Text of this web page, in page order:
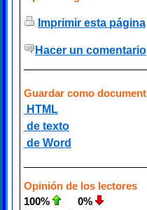
Imprimir esta página
Hacer un comentario
Guardar como
HTML
de texto
de Word
Opinión de los lectores
100%
0%